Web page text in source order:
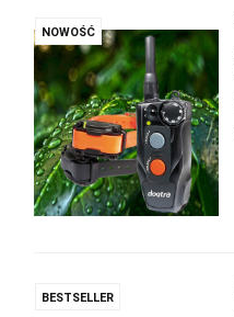
NOWOŚĆ
BESTSELLER